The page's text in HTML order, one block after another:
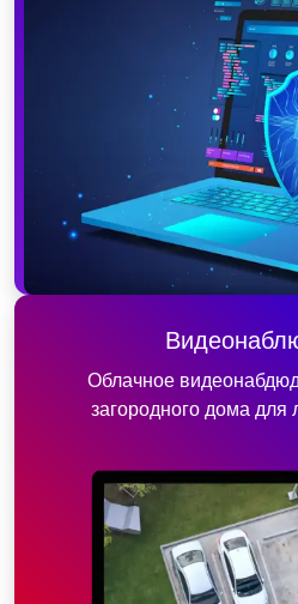
Облачное
загородного дома